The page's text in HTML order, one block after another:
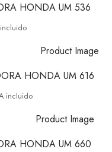
HONDA UM 536
HONDA UM 616
incluido
HONDA UM 660